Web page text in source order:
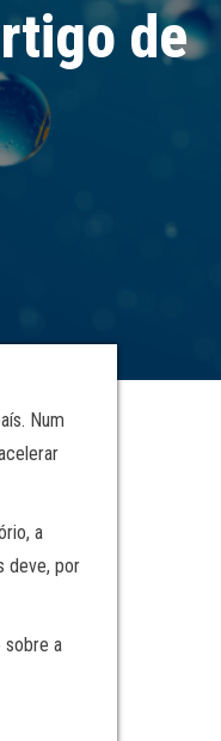
de
Num
a
deve, por
sobre a